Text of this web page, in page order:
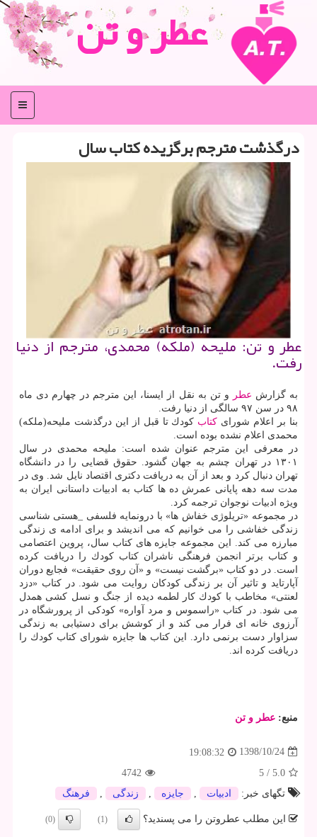
عطر و تن
منو
درگذشت مترجم برگزیده كتاب سال
عطر و تن: ملیحه (ملكه) محمدی، مترجم از دنیا
رفت.
به گزارش عطر
و تن به نقل از ایسنا، این مترجم در چهارم دی ماه
۹۸ در سن ۹۷ سالگی از دنیا رفت.
بنا بر اعلام شورای كتاب كودك تا قبل از این درگذشت ملیحه(ملكه)
محمدی اعلام نشده بوده است.
در معرفی این مترجم عنوان شده است: ملیحه محمدی در سال
۱۳۰۱ در تهران چشم به جهان گشود. حقوق قضایی را در دانشگاه
تهران دنبال كرد و بعد از آن به دریافت دكتری اقتصاد نایل شد. وی در
مدت سه دهه پایانی عمرش ده ها كتاب به ادبیات داستانی ایران به
ویژه ادبیات نوجوان ترجمه كرد.
در مجموعه «تریلوژی خفاش ها» با درونمایه فلسفی _هستی شناسی
زندگی خفاشی را می خوانیم كه می اندیشد و برای ادامه ی زندگی
مبارزه می كند. این مجموعه جایزه های كتاب سال، پروین اعتصامی
و كتاب برتر انجمن فرهنگی ناشران كتاب كودك را دریافت كرده
است. در دو كتاب «برگشت نیست» و «آن روی حقیقت» فجایع دوران
آپارتاید و تاثیر آن بر زندگی كودكان روایت می شود. در كتاب «دزد
لعنتی» مخاطب با كودك كار لطمه دیده از جنگ و نسل كشی همدل
می شود. در كتاب «راسموس و مرد آواره» كودكی از پرورشگاه در
آرزوی خانه ای فرار می كند و از كوشش برای دستیابی به زندگی
سزاوار دست برنمی دارد. این كتاب ها جایزه شورای كتاب كودك را
دریافت كرده اند.
منبع: عطر و تن
1398/10/24
19:08:32
5.0
/
5
4742
تگهای خبر:
ادبیات جایزه زندگی فرهنگ
این مطلب عطروتن را می پسندید؟ (1)
(0)